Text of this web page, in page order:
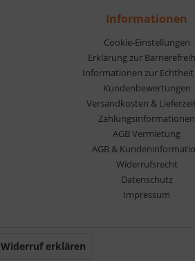
Informationen
Cookie-Einstellungen
Erklärung zur
Informationen zur
Kundenbewertungen
Versandkosten &
Zahlungsinformationen
AGB Vermietung
AGB &
Widerrufsrecht
Datenschutz
Impressum
Widerruf erklären